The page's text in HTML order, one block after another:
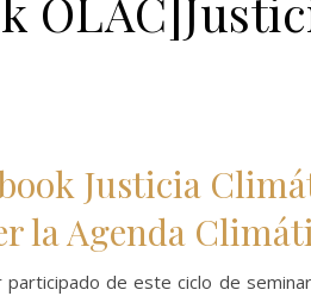
Justicia
la Agenda
de este ciclo de